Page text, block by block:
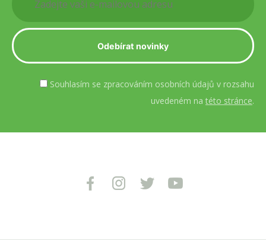
Souhlasím se zpracováním osobních údajů v rozsahu
uvedeném na této stránce.